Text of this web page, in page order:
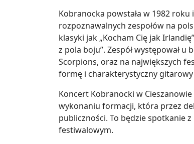
Kobranocka powstała w 1982
rozpoznawalnych zespołów na
klasyki jak „Kocham Cię jak
z pola boju”. Zespół występował u
Scorpions, oraz na największych
formę i charakterystyczny gitarowy
Koncert Kobranocki w
wykonaniu formacji, która przez
publiczności. To będzie spotkanie
festiwalowym.